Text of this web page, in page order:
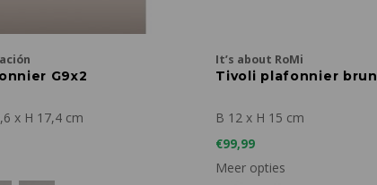
G9x2
x H 17,4 cm
It’s about RoMi
Tivoli plafonnier brun
B 12 x H 15 cm
€99,99
Meer opties